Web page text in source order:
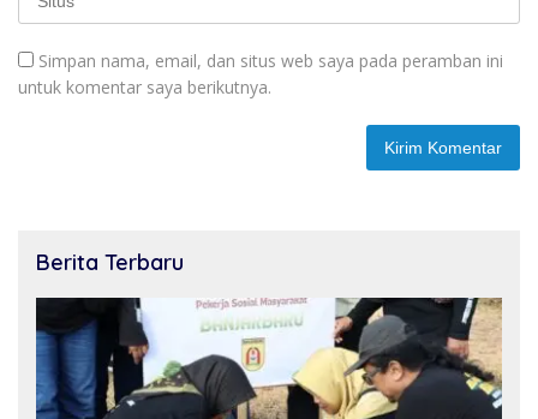
Simpan nama, email, dan situs web saya pada peramban ini
untuk komentar saya berikutnya.
Berita Terbaru